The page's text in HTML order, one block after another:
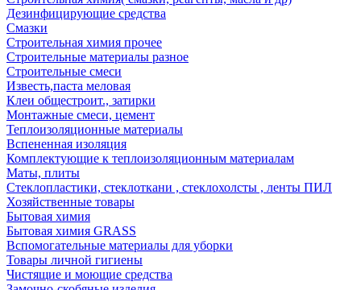
Дезинфицирующие средства
Смазки
Строительная химия прочее
Строительные материалы разное
Строительные смеси
Известь,паста меловая
Клеи общестроит., затирки
Монтажные смеси, цемент
Теплоизоляционные материалы
Вспененная изоляция
Комплектующие к теплоизоляционным материалам
Маты, плиты
Стеклопластики, стеклоткани , стеклохолсты , ленты ПИЛ
Хозяйственные товары
Бытовая химия
Бытовая химия GRASS
Вспомогательные материалы для уборки
Товары личной гигиены
Чистящие и моющие средства